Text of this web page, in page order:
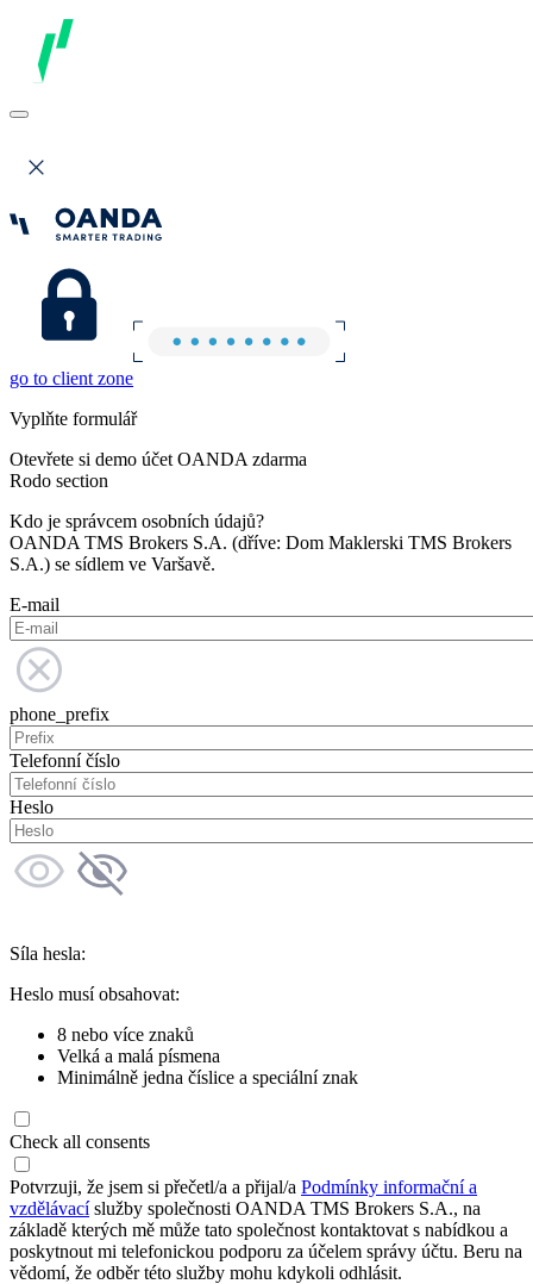
go to client zone
Vyplňte formulář
Otevřete si demo účet OANDA zdarma
Rodo section
Kdo je správcem osobních údajů?
OANDA TMS Brokers S.A. (dříve: Dom Maklerski TMS Brokers
S.A.) se sídlem ve Varšavě.
E-mail
phone_prefix
Telefonní číslo
Heslo
Síla hesla:
Heslo musí obsahovat:
8 nebo více znaků
Velká a malá písmena
Minimálně jedna číslice a speciální znak
Check all consents
Potvrzuji, že jsem si přečetl/a a přijal/a Podmínky informační a
vzdělávacíslužby společnosti OANDA TMS Brokers S.A., na
základě kterých mě může tato společnost kontaktovat s nabídkou a
poskytnout mi telefonickou podporu za účelem správy účtu. Beru na
vědomí, že odběr této služby mohu kdykoli odhlásit.